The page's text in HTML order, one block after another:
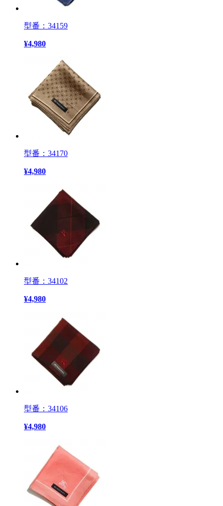
型番：34159
¥4,980
型番：34170
¥4,980
型番：34102
¥4,980
型番：34106
¥4,980